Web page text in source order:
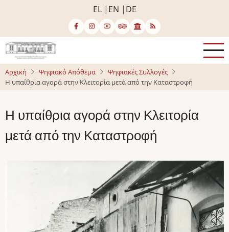
κυρίως
περιεχόμενο
EL EN DE
Αρχική Ψηφιακό Απόθεμα
Ψηφιακές Συλλογές
Η υπαίθρια αγορά στην Κλειτορία μετά από την Καταστροφή
Η υπαίθρια αγορά στην Κλειτορία
μετά από την Καταστροφή